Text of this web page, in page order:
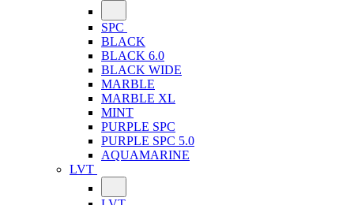
SPC
BLACK
BLACK 6.0
BLACK WIDE
MARBLE
MARBLE XL
MINT
PURPLE SPC
PURPLE SPC 5.0
AQUAMARINE
LVT